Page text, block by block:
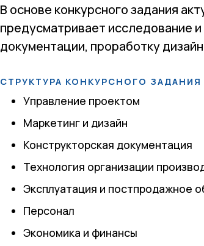
В основе конкурсного задания
предусматривает исследование
документации, проработку
СТРУКТУРА КОНКУРСНОГО
Управление проектом
Маркетинг и дизайн
Конструкторская документация
Технология организации
Эксплуатация и постпродажное
Персонал
Экономика и финансы